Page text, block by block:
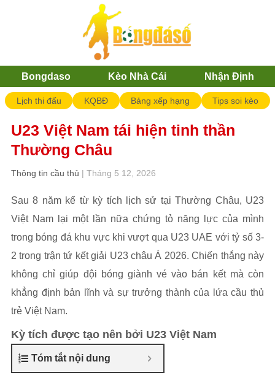
Bongdaso Kèo Nhà Cái Nhận Định
Lịch thi đấu KQBĐ Bảng xếp hạng Tips soi kèo
U23 Việt Nam tái hiện tinh thần
Thường Châu
Thông tin cầu thủ | Tháng 5 12, 2026
Sau 8 năm kể từ kỳ tích lịch sử tại Thường Châu, U23
Việt Nam lại một lần nữa chứng tỏ năng lực của mình
trong bóng đá khu vực khi vượt qua U23 UAE với tỷ số 3-
2 trong trận tứ kết giải U23 châu Á 2026. Chiến thắng này
không chỉ giúp đội bóng giành vé vào bán kết mà còn
khẳng định bản lĩnh và sự trưởng thành của lứa cầu thủ
trẻ Việt Nam.
Kỳ tích được tạo nên bởi U23 Việt Nam
Tóm tắt nội dung